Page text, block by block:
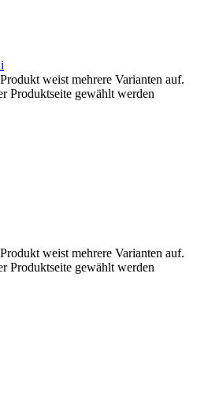
weist mehrere Varianten auf.
Produktseite gewählt werden
weist mehrere Varianten auf.
Produktseite gewählt werden